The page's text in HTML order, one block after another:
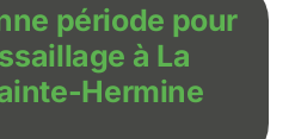
période pour
à La
Hermine